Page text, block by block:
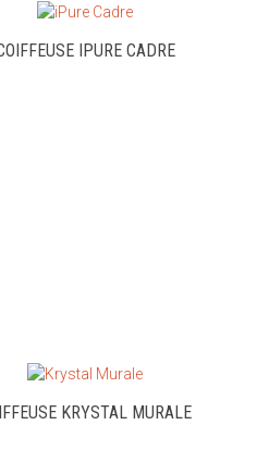
IPURE CADRE
KRYSTAL MURALE